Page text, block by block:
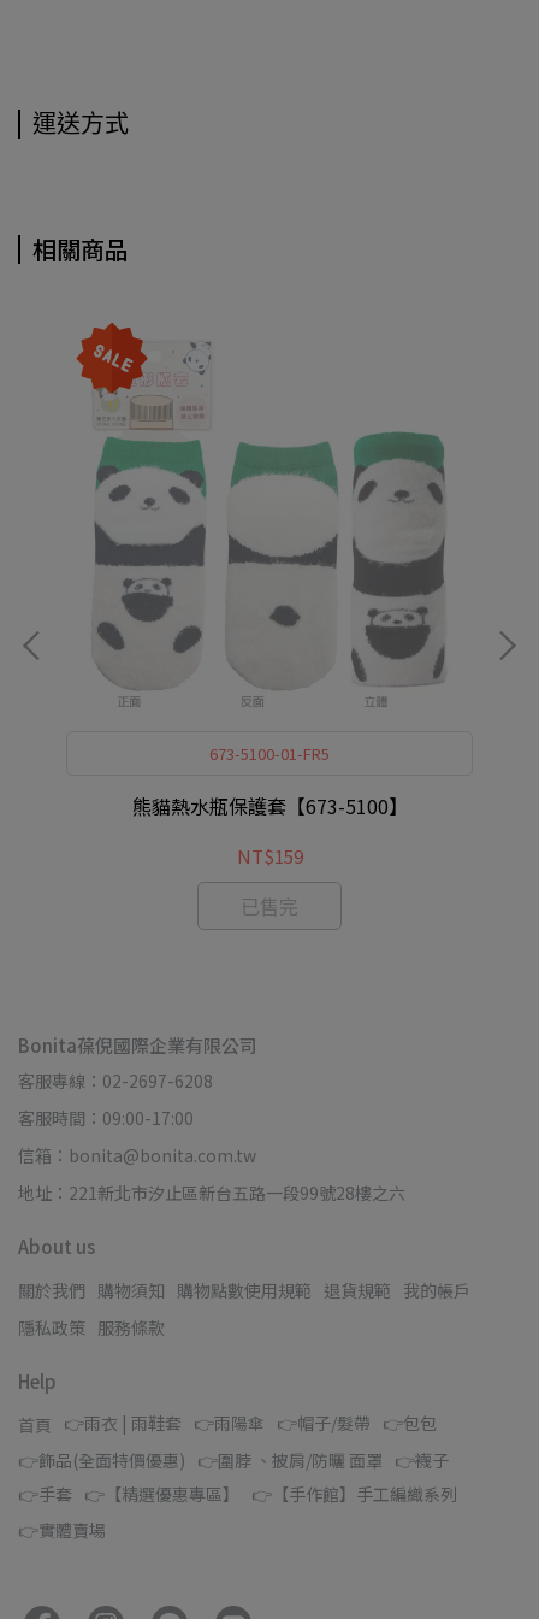
運送方式
相關商品
673-5100-01-FR5
熊貓熱水瓶保護套【673-5100】
NT$159
已售完
Bonita葆倪國際企業有限公司
客服專線：02-2697-6208
客服時間：09:00-17:00
信箱：bonita@bonita.com.tw
地址：221新北市汐止區新台五路一段99號28樓之六
About us
關於我們 購物須知 購物點數使用規範 退貨規範 我的帳戶
隱私政策 服務條款
Help
首頁 👉雨衣 | 雨鞋套 👉雨陽傘 👉帽子/髮帶 👉包包
👉飾品(全面特價優惠) 👉圍脖 、披肩/防曬 面罩 👉襪子
👉手套 👉【精選優惠專區】
👉【手作館】手工編織系列
👉實體賣場